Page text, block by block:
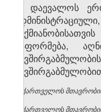
5. დაევალოს
გაფორმება,
საქართველოს
საქართველოს